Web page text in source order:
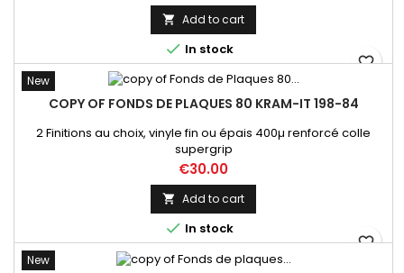
 Add to cart
 In stock
favorite_border
New
COPY OF FONDS DE PLAQUES 80 KRAM-IT 198-84
2 Finitions au choix, vinyle fin ou épais 400µ renforcé colle
supergrip
Price
€30.00
 Add to cart
 In stock
favorite_border
New